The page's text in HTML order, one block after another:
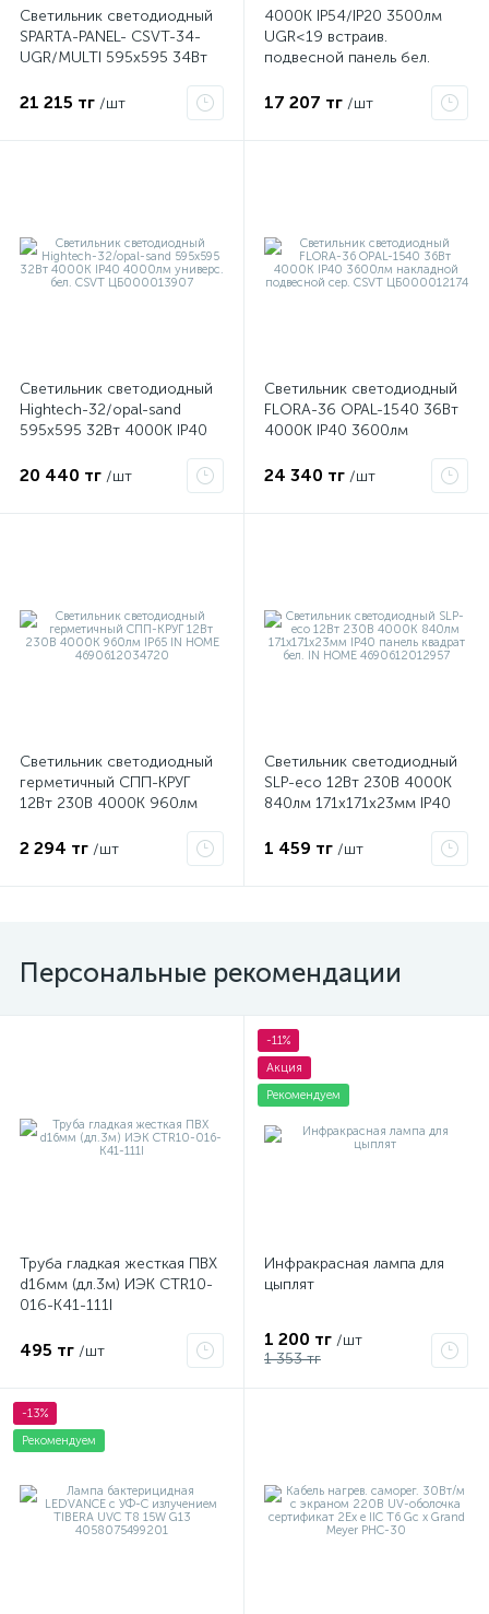
Светильник светодиодный
SPARTA-PANEL- CSVT-34-
UGR/MULTI 595х595 34Вт
UGR<19 встраив. панель
бел. CSVT ЦБ000014598
21 215 тг /шт
4000К IP54/IP20 3500лм
UGR<19 встраив.
подвесной панель бел.
17 207 тг /шт
Светильник светодиодный
Hightech-32/opal-sand
595х595 32Вт 4000К IP40
ЦБ000013907
20 440 тг /шт
Светильник светодиодный
FLORA-36 OPAL-1540 36Вт
4000К IP40 3600лм
CSVT ЦБ000012174
24 340 тг /шт
Светильник светодиодный
герметичный СПП-КРУГ
12Вт 230В 4000К 960лм
4690612034720
2 294 тг /шт
Светильник светодиодный
SLP-eco 12Вт 230В 4000К
840лм 171х171х23мм IP40
HOME 4690612012957
1 459 тг /шт
Персональные рекомендации
Труба гладкая жесткая ПВХ
d16мм (дл.3м) ИЭК CTR10-
016-K41-111I
495 тг /шт
-11%
Акция
Рекомендуем
Инфракрасная лампа для
цыплят
1 200 тг /шт
1 353 тг
-13%
Рекомендуем